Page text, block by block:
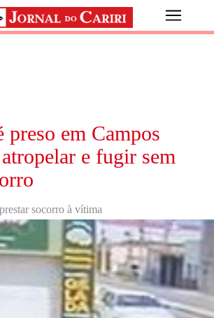
preso em Campos
e fugir sem
socorro à vítima